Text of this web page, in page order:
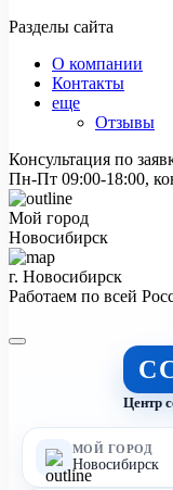
Разделы сайта
О компании
Контакты
еще
Отзывы
Консультация по
Пн-Пт 09:00-18:00,
Мой город
Новосибирск
г. Новосибирск
Работаем по всей
Центр
МОЙ ГОРОД
Новосибирск